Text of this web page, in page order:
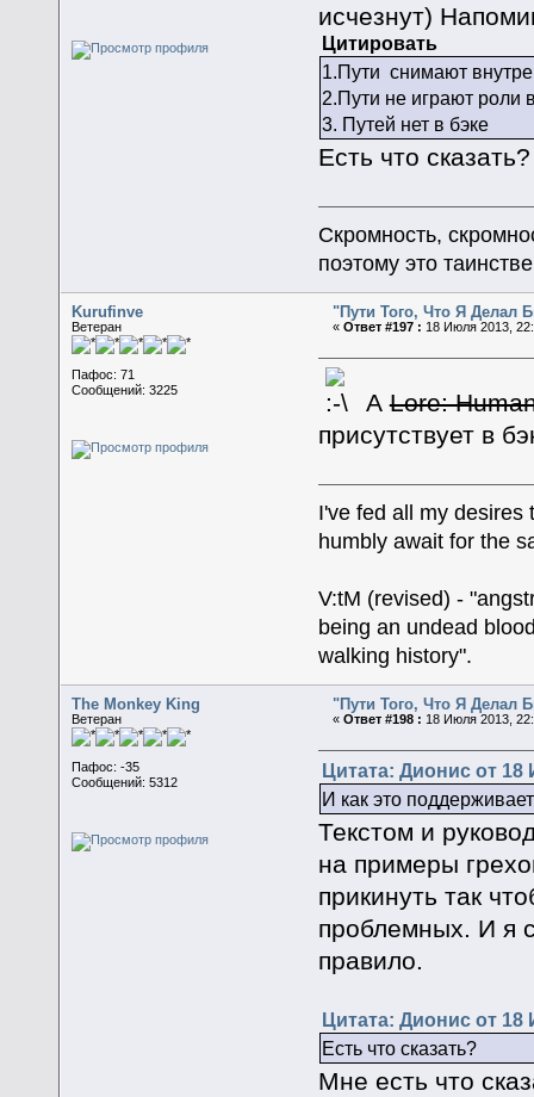
исчезнут)
Цитировать
1.Пути снимают
2.Пути не играют роли
3. Путей нет в бэке
Есть что сказать?
Скромность,
поэтому это
Kurufinve
Ветеран
Пафос: 71
Сообщений: 3225
"Пути Того, Что Я
«Ответ #197 : 18 Июля 2013,
АLore:
присутствует в
I've fed all my desires
humbly await for the
V:tM (revised) -
being an undead
walking history".
The Monkey King
Ветеран
Пафос: -35
Сообщений: 5312
"Пути Того, Что Я
«Ответ #198 : 18 Июля 2013,
Цитата: Дионис от 18
И как это
Текстом и
на примеры
прикинуть так
проблемных. И я
правило.
Цитата: Дионис от 18
Есть что сказать?
Мне есть что